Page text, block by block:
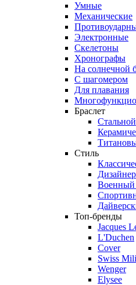
Умные
Механические
Электронные
Скелетоны
Хронографы
На солнечной
С шагомером
Для плавания
Браслет
Стальной
Стиль
Военный
Топ-бренды
Jacques
L'Duchen
Cover
Swiss
Wenger
Elysee